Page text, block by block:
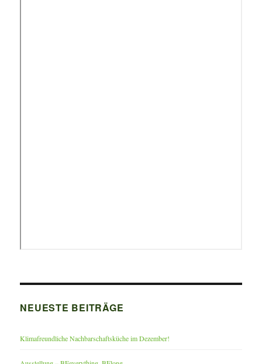
NEUESTE BEITRÄGE
Klimafreundliche Nachbarschaftsküche im Dezember!